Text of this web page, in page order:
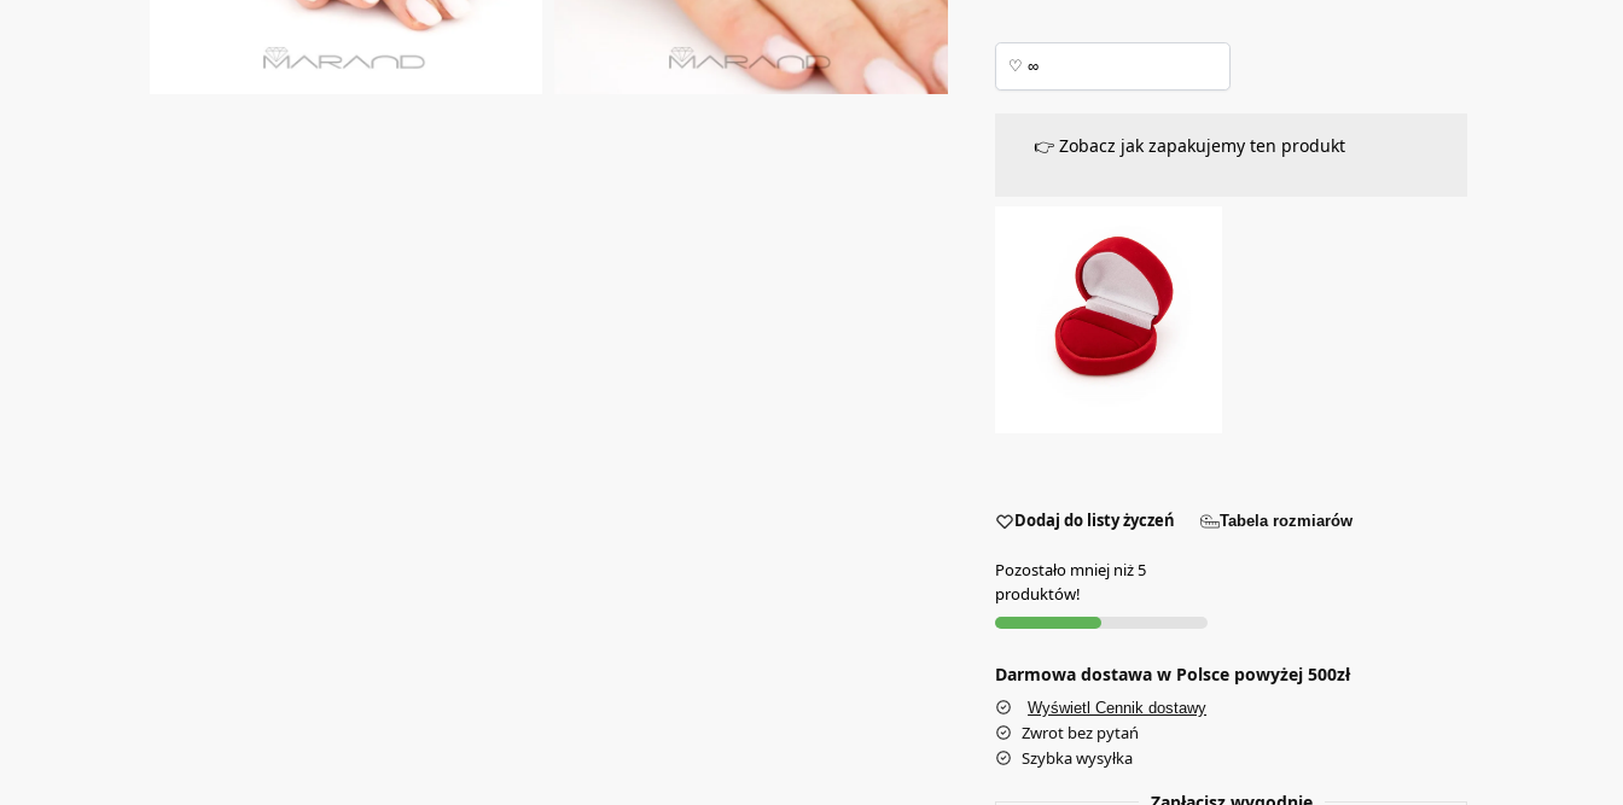
👉 Zobacz jak zapakujemy ten produkt
Dodaj do listy życzeń Tabela rozmiarów
Pozostało mniej niż 5
produktów!
Darmowa dostawa w Polsce powyżej 500zł
Wyświetl Cennik dostawy
Zwrot bez pytań
Szybka wysyłka